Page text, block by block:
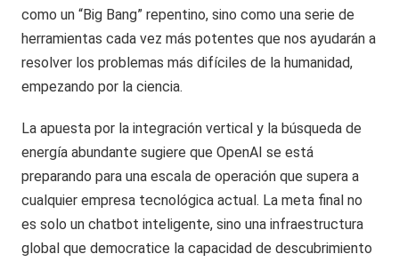
como un “Big Bang” repentino, sino como una serie de
herramientas cada vez más potentes que nos ayudarán a
resolver los problemas más difíciles de la humanidad,
empezando por la ciencia.
La apuesta por la integración vertical y la búsqueda de
energía abundante sugiere que OpenAI se está
preparando para una escala de operación que supera a
cualquier empresa tecnológica actual. La meta final no
es solo un chatbot inteligente, sino una infraestructura
global que democratice la capacidad de descubrimiento